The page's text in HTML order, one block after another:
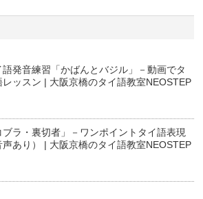
語発音練習「かばんとバジル」－動画でタ
レッスン | 大阪京橋のタイ語教室NEOSTEP
ブラ・裏切者」－ワンポイントタイ語表現
声あり） | 大阪京橋のタイ語教室NEOSTEP